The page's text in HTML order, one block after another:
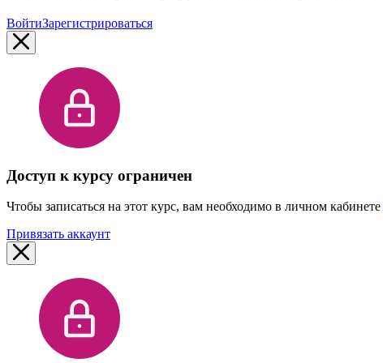
ВойтиЗарегистрироваться
Доступ к курсу ограничен
Чтобы записаться на этот курс, вам необходимо в личном кабинете
Привязать аккаунт